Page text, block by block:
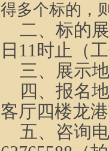
得多个标的，
二、标的
日 11时止 （
三、展示
四、报名
客厅四楼龙
五、咨询